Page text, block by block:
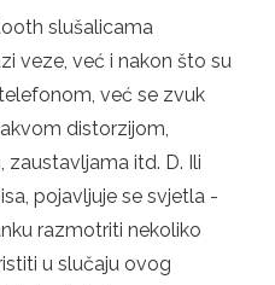
slušalicama
veze, već i nakon što su
već se zvuk
distorzijom,
zaustavljama itd. D. Ili
pojavljuje se svjetla -
razmotriti nekoliko
u slučaju ovog